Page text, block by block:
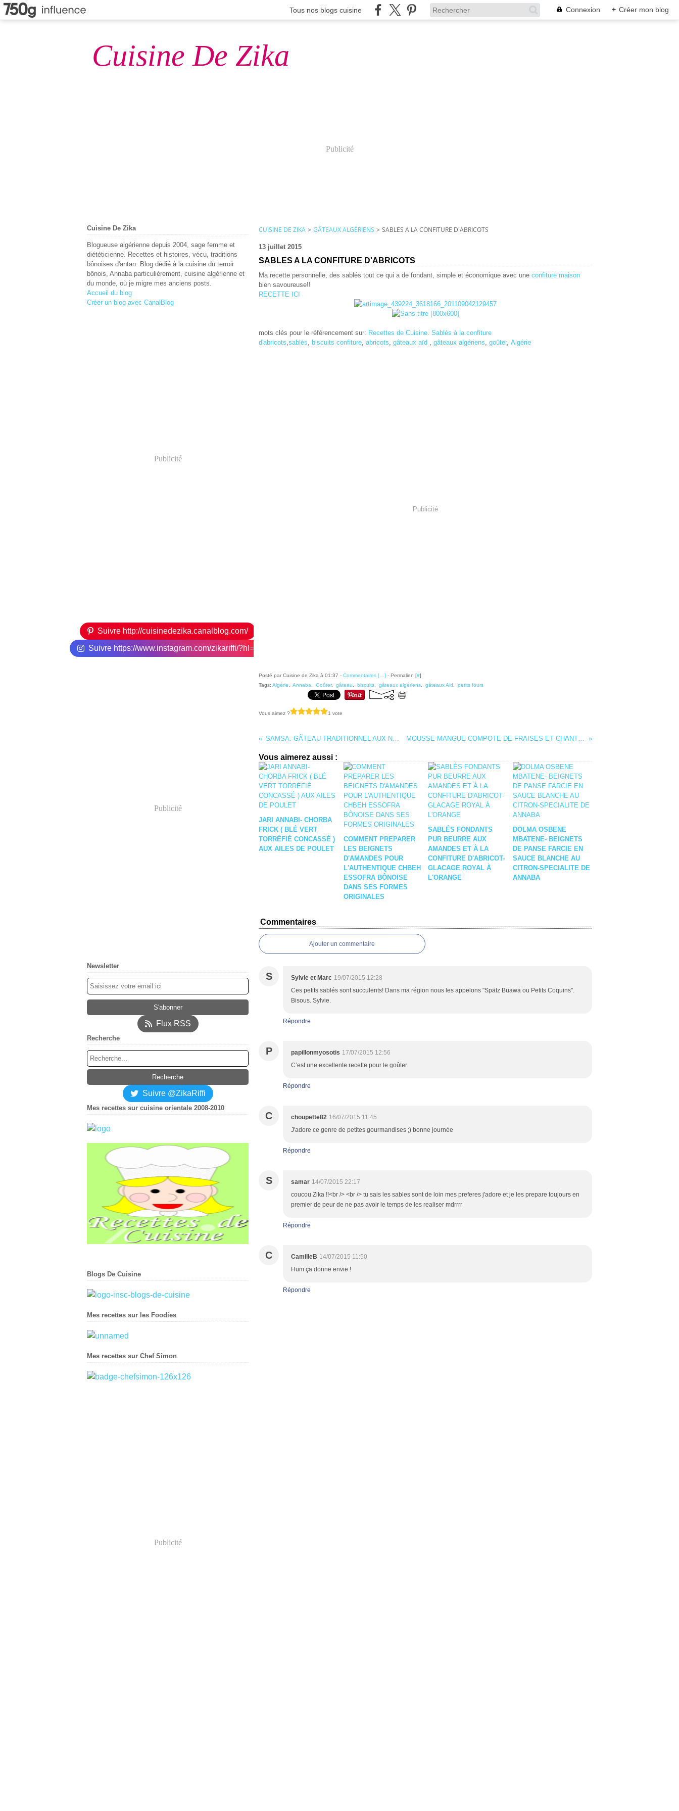
Tous nos blogs cuisine Connexion + Créer mon blog
Cuisine De Zika
Publicité
Cuisine De Zika
Blogueuse algérienne depuis 2004, sage femme et
diététicienne. Recettes et histoires, vécu, traditions
bônoises d'antan. Blog dédié à la cuisine du terroir
bônois, Annaba particulièrement, cuisine algérienne et
du monde, où je migre mes anciens posts.
Accueil du blog
Créer un blog avec CanalBlog
Publicité
Suivre http://cuisinedezika.canalblog.com/
Suivre https://www.instagram.com/zikariffi/?hl=fr
Publicité
Newsletter
Flux RSS
Recherche
Suivre @ZikaRiffi
Mes recettes sur cuisine orientale 2008-2010
Blogs De Cuisine
Mes recettes sur les Foodies
Mes recettes sur Chef Simon
Publicité
CUISINE DE ZIKA > GÂTEAUX ALGÉRIENS > SABLES A LA CONFITURE D'ABRICOTS
13 juillet 2015
SABLES A LA CONFITURE D'ABRICOTS
Ma recette personnelle, des sablés tout ce qui a de fondant, simple et économique avec une confiture maison
bien savoureuse!!
RECETTE ICI
mots clés pour le référencement sur: Recettes de Cuisine. Sablés à la confiture
d'abricots,sablés, biscuits confiture, abricots, gâteaux aïd , gâteaux algériens, goûter, Algérie
Publicité
Posté par Cuisine de Zika à 01:37 - Commentaires [ ] - Permalien [#]
Tags: Algérie Annaba Goûter, gâteau biscuits gâteaux algériens gâteaux Aid petits fours
Vous aimez ? 1 vote
SAMSA. GÂTEAU TRADITIONNEL AUX NOIX MOUSSE MANGUE COMPOTE DE FRAISES ET CHANTILLY
Vous aimerez aussi :
JARI ANNABI- CHORBA
FRICK ( BLÉ VERT
TORRÉFIÉ CONCASSÉ )
AUX AILES DE POULET
COMMENT PREPARER
LES BEIGNETS
D'AMANDES POUR
L'AUTHENTIQUE CHBEH
ESSOFRA BÔNOISE
DANS SES FORMES
ORIGINALES
SABLÉS FONDANTS
PUR BEURRE AUX
AMANDES ET À LA
CONFITURE D'ABRICOT-
GLACAGE ROYAL À
L'ORANGE
DOLMA OSBENE
MBATENE- BEIGNETS
DE PANSE FARCIE EN
SAUCE BLANCHE AU
CITRON-SPECIALITE DE
ANNABA
Commentaires
Ajouter un commentaire
S Sylvie et Marc 19/07/2015 12:28
Ces petits sablés sont succulents! Dans ma région nous les appelons "Spätz Buawa ou Petits Coquins".
Bisous. Sylvie.
Répondre
P papillonmyosotis 17/07/2015 12:56
C’est une excellente recette pour le goûter.
Répondre
C choupette82 16/07/2015 11:45
J'adore ce genre de petites gourmandises ;) bonne journée
Répondre
S samar 14/07/2015 22:17
coucou Zika !!<br /> <br /> tu sais les sables sont de loin mes preferes j'adore et je les prepare toujours en
premier de peur de ne pas avoir le temps de les realiser mdrrrr
Répondre
C CamilleB 14/07/2015 11:50
Hum ça donne envie !
Répondre